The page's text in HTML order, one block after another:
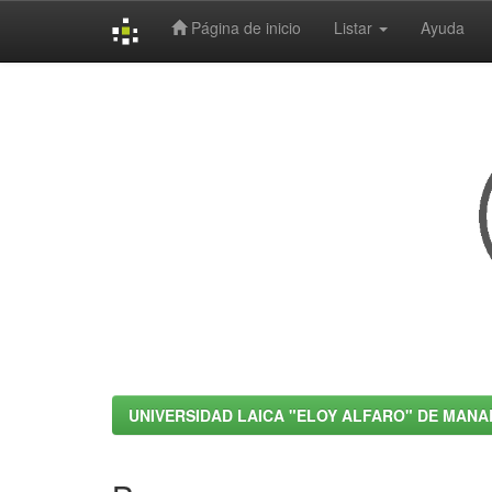
Página de inicio Listar Ayuda
UNIVERSIDAD LAICA "ELOY ALFARO" DE